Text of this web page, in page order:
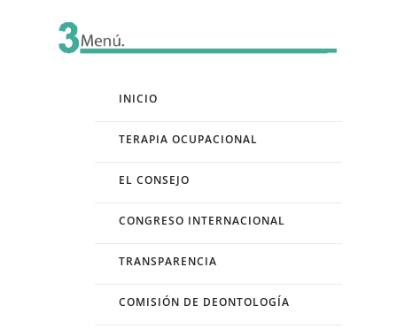
INICIO
TERAPIA OCUPACIONAL
EL CONSEJO
CONGRESO INTERNACIONAL
TRANSPARENCIA
COMISIÓN DE DEONTOLOGÍA